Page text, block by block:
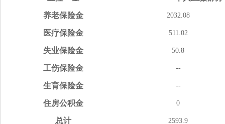
养老保险金 2032.08
医疗保险金 511.02
失业保险金 50.8
工伤保险金 --
生育保险金 --
住房公积金 0
总计 2593.9